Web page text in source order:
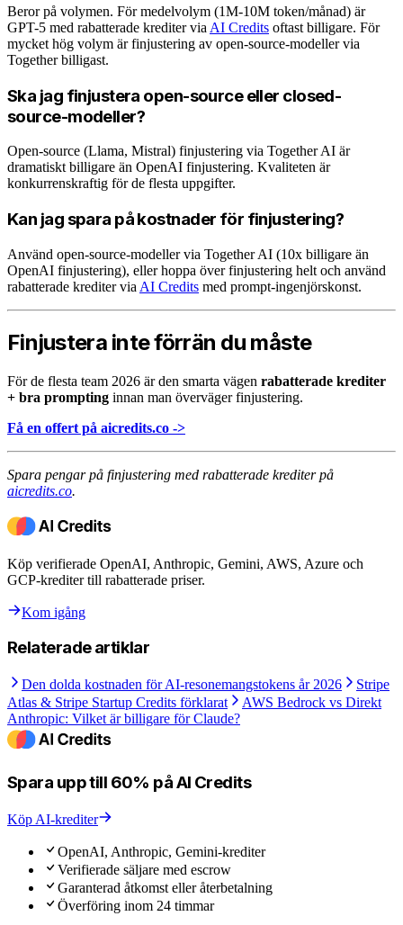
Beror på volymen. För medelvolym (1M-10M token/månad) är
GPT-5 med rabatterade krediter via AI Credits oftast billigare. För
mycket hög volym är finjustering av open-source-modeller via
Together billigast.
Ska jag finjustera open-source eller closed-
source-modeller?
Open-source (Llama, Mistral) finjustering via Together AI är
dramatiskt billigare än OpenAI finjustering. Kvaliteten är
konkurrenskraftig för de flesta uppgifter.
Kan jag spara på kostnader för finjustering?
Använd open-source-modeller via Together AI (10x billigare än
OpenAI finjustering), eller hoppa över finjustering helt och använd
rabatterade krediter via AI Credits med prompt-ingenjörskonst.
Finjustera inte förrän du måste
För de flesta team 2026 är den smarta vägen rabatterade krediter
+ bra prompting innan man överväger finjustering.
Få en offert på aicredits.co ->
Spara pengar på finjustering med rabatterade krediter på
aicredits.co.
Köp verifierade OpenAI, Anthropic, Gemini, AWS, Azure och
GCP-krediter till rabatterade priser.
Kom igång
Relaterade artiklar
Den dolda kostnaden för AI-resonemangstokens år 2026
Stripe
Atlas & Stripe Startup Credits förklarat
AWS Bedrock vs Direkt
Anthropic: Vilket är billigare för Claude?
Spara upp till 60% på AI Credits
Köp AI-krediter
OpenAI, Anthropic, Gemini-krediter
Verifierade säljare med escrow
Garanterad åtkomst eller återbetalning
Överföring inom 24 timmar